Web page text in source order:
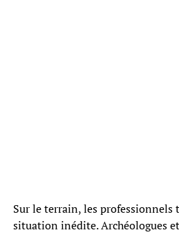
Sur le terrain, les professionnels
situation inédite. Archéologues